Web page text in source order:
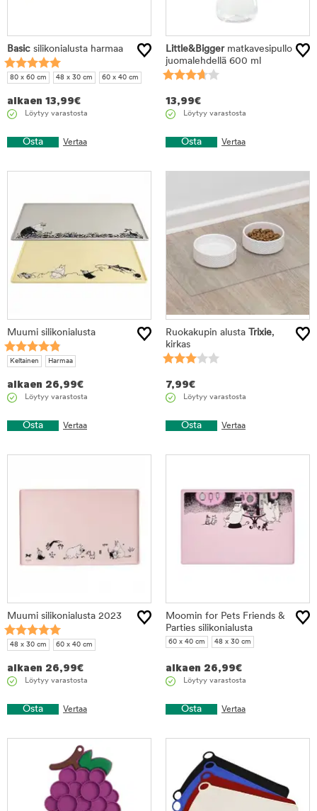
Basic silikonialusta harmaa
80 x 60 cm 48 x 30 cm 60 x 40 cm
alkaen 13,99€
Löytyy varastosta
Osta Vertaa
Little&Biggermatkavesipullo
juomalehdellä 600 ml
13,99€
Löytyy varastosta
Osta Vertaa
Muumi silikonialusta
Keltainen Harmaa
alkaen 26,99€
Löytyy varastosta
Osta Vertaa
Ruokakupin alusta Trixie,
kirkas
7,99€
Löytyy varastosta
Osta Vertaa
Muumi silikonialusta 2023
48 x 30 cm 60 x 40 cm
alkaen 26,99€
Löytyy varastosta
Osta Vertaa
Moomin for Pets Friends &
Parties silikonialusta
60 x 40 cm 48 x 30 cm
alkaen 26,99€
Löytyy varastosta
Osta Vertaa